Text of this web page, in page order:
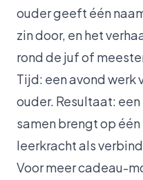
ouder geeft één
zin door, en het
rond de juf of
Tijd: een avond werk
ouder. Resultaat:
samen brengt op
leerkracht als
Voor meer cadeau-